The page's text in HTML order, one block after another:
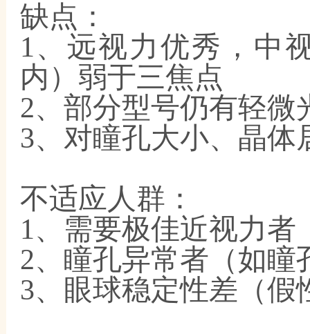
缺点：
1、远视力优秀，中
内）弱于三焦点
2、部分型号仍有轻微
3、对瞳孔大小、晶体
不适应人群：
1、需要极佳近视力
2、瞳孔异常者（如瞳
3、眼球稳定性差（假